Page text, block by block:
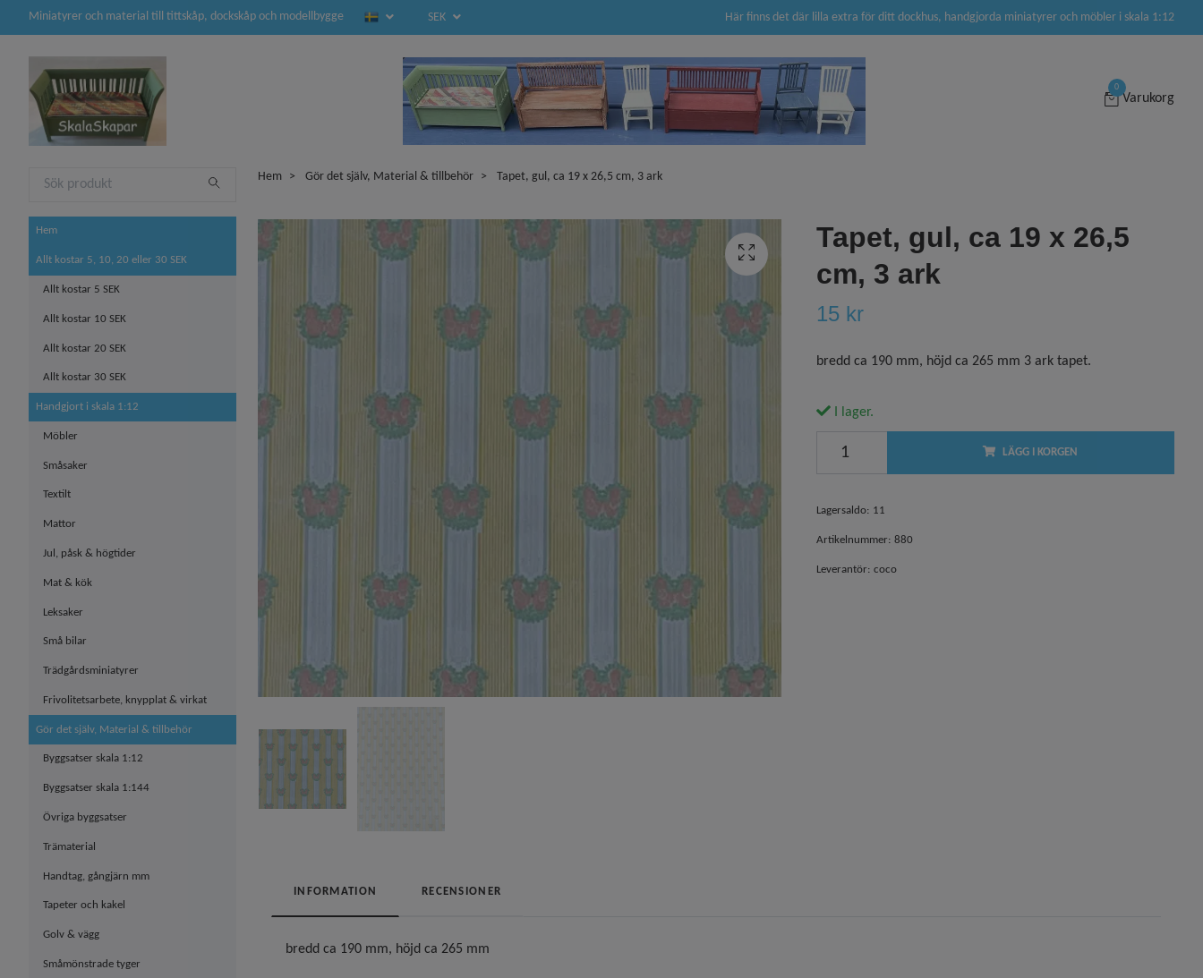
Miniatyrer och material till tittskåp, dockskåp och modellbygge SEK Här finns det där lilla extra för ditt dockhus, handgjorda miniatyrer och möbler i skala 1:12
0
Varukorg
Hem
Allt kostar 5, 10, 20 eller 30 SEK
Allt kostar 5 SEK
Allt kostar 10 SEK
Allt kostar 20 SEK
Allt kostar 30 SEK
Handgjort i skala 1:12
Möbler
Småsaker
Textilt
Mattor
Jul, påsk & högtider
Mat & kök
Leksaker
Små bilar
Trädgårdsminiatyrer
Frivolitetsarbete, knypplat & virkat
Gör det själv, Material & tillbehör
Byggsatser skala 1:12
Byggsatser skala 1:144
Övriga byggsatser
Trämaterial
Handtag, gångjärn mm
Tapeter och kakel
Golv & vägg
Småmönstrade tyger
Hem Gör det själv, Material & tillbehör Tapet, gul, ca 19 x 26,5 cm, 3 ark
Tapet, gul, ca 19 x 26,5
cm, 3 ark
15 kr
bredd ca 190 mm, höjd ca 265 mm 3 ark tapet.
I lager.
LÄGG I KORGEN
Lagersaldo: 11
Artikelnummer: 880
Leverantör: coco
INFORMATION RECENSIONER
bredd ca 190 mm, höjd ca 265 mm